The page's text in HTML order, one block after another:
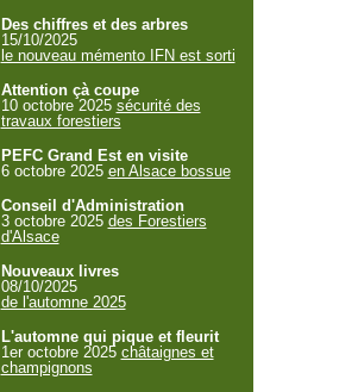
Des chiffres et des arbres
15/10/2025
le nouveau mémento IFN est sorti
Attention çà coupe
10 octobre 2025 sécurité des
travaux forestiers
PEFC Grand Est en visite
6 octobre 2025 en Alsace bossue
Conseil d'Administration
3 octobre 2025 des Forestiers
d'Alsace
Nouveaux livres
08/10/2025
de l'automne 2025
L'automne qui pique et fleurit
1er octobre 2025 châtaignes et
champignons